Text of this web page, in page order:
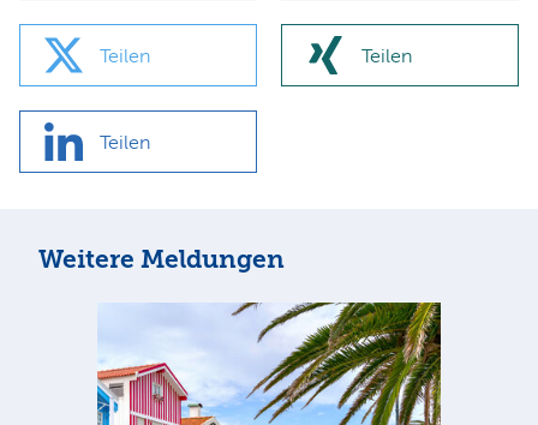
Teilen Teilen
Teilen
Weitere Meldungen